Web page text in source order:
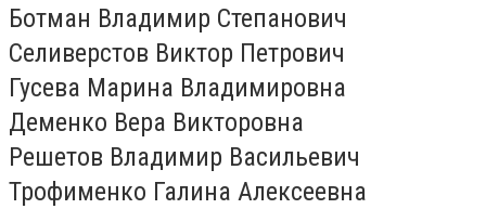
Ботман Владимир Степанович
Селиверстов Виктор Петрович
Гусева Марина Владимировна
Деменко Вера Викторовна
Решетов Владимир Васильевич
Трофименко Галина Алексеевна